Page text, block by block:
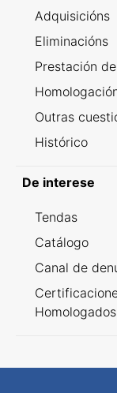
Adquisicións
Eliminacións
Prestación
Outras
Histórico
De interese
Tendas
Catálogo
Canal de
Homologados